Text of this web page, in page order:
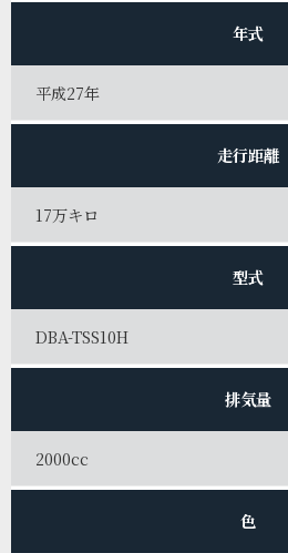
年式
平成27年
走行距離
17万キロ
型式
DBA-TSS10H
排気量
2000cc
色